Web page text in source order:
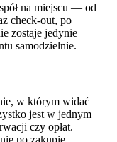
na miejscu — od
check-out, po
zostaje jedynie
samodzielnie.
w którym widać
jest w jednym
czy opłat.
po zakupie.